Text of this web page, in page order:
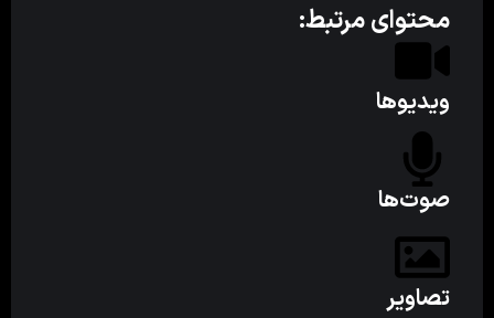
محتوای مرتبط:
ویدیوها
صوت‌ها
تصاویر